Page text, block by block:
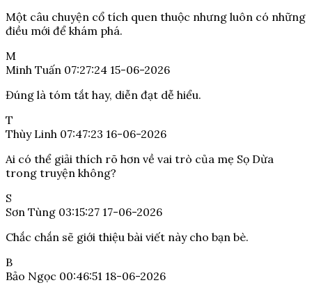
Một câu chuyện cổ tích quen thuộc nhưng luôn có những
điều mới để khám phá.
M
Minh Tuấn 07:27:24 15-06-2026
Đúng là tóm tắt hay, diễn đạt dễ hiểu.
T
Thùy Linh 07:47:23 16-06-2026
Ai có thể giải thích rõ hơn về vai trò của mẹ Sọ Dừa
trong truyện không?
S
Sơn Tùng 03:15:27 17-06-2026
Chắc chắn sẽ giới thiệu bài viết này cho bạn bè.
B
Bảo Ngọc 00:46:51 18-06-2026